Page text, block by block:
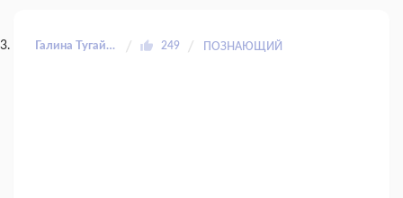
Галина Тугайбей 249 ПОЗНАЮЩИЙ